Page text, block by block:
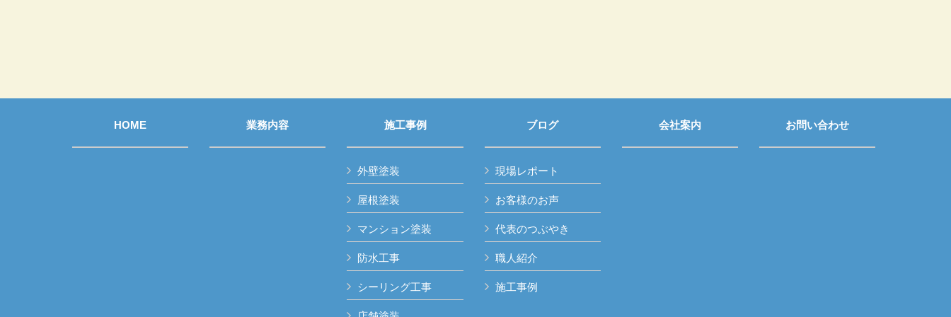
HOME 業務内容 施工事例
外壁塗装
屋根塗装
マンション塗装
防水工事
シーリング工事
ブログ
現場レポート
お客様のお声
代表のつぶやき
職人紹介
施工事例
会社案内 お問い合わせ